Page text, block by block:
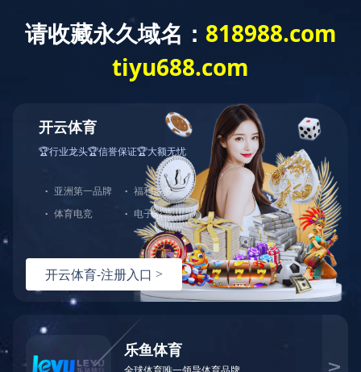
维护保
养
维护保
养
维保视
频
自助服
务
下载中
心
星空
online（中
国）
20V 锂电电钻（DCE1）